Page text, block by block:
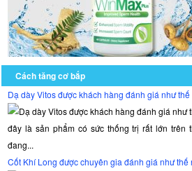
Cách tăng cơ bắp
Dạ dày Vitos được khách hàng đánh giá như thế
đây là sản phẩm có sức thống trị rất lớn trên
đang...
Cốt Khí Long được chuyên gia đánh giá như thế